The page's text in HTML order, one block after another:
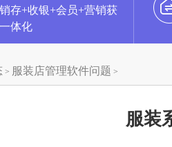
存+收银+会员+营销获
体化
> 服装店管理软件问题 >
服装